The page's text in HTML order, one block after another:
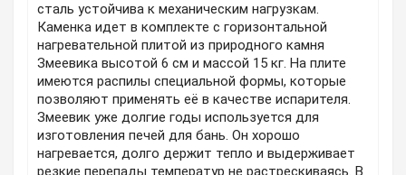
сталь устойчива к механическим нагрузкам.
Каменка идет в комплекте с горизонтальной
нагревательной плитой из природного камня
Змеевика высотой 6 см и массой 15 кг. На плите
имеются распилы специальной формы, которые
позволяют применять её в качестве испарителя.
Змеевик уже долгие годы используется для
изготовления печей для бань. Он хорошо
нагревается, долго держит тепло и выдерживает
резкие перепады температур не растрескиваясь. В